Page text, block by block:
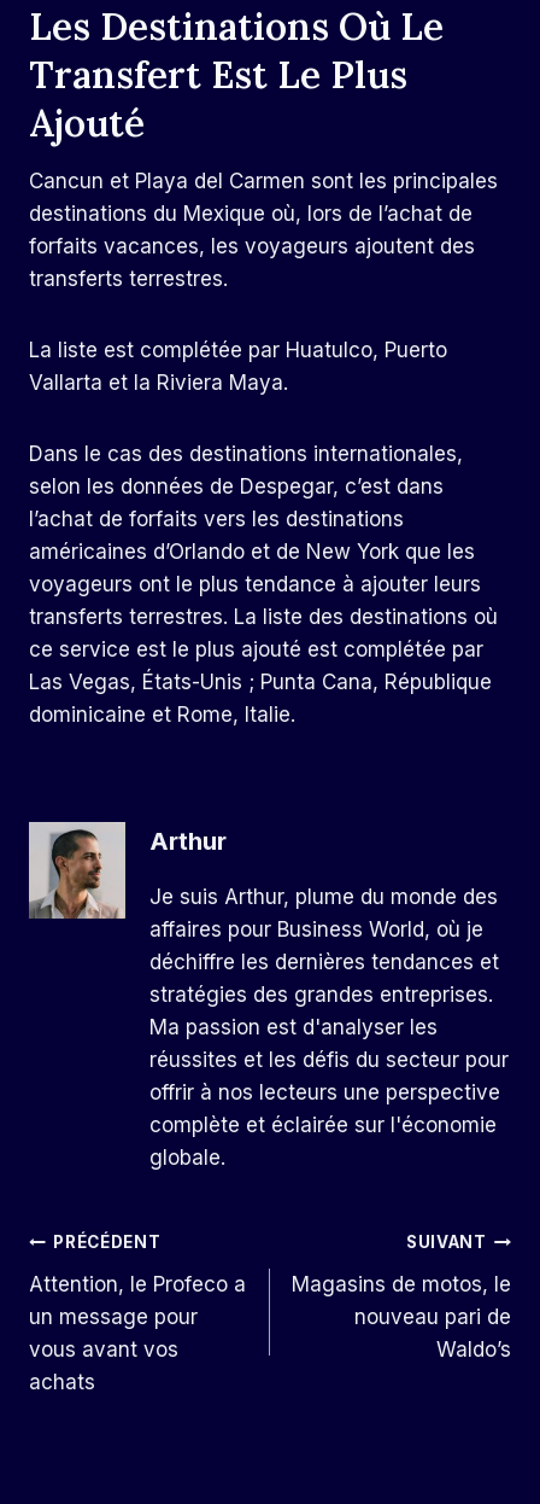
Les Destinations Où Le
Transfert Est Le Plus
Ajouté
Cancun et Playa del Carmen sont les principales
destinations du Mexique où, lors de l’achat de
forfaits vacances, les voyageurs ajoutent des
transferts terrestres.
La liste est complétée par Huatulco, Puerto
Vallarta et la Riviera Maya.
Dans le cas des destinations internationales,
selon les données de Despegar, c’est dans
l’achat de forfaits vers les destinations
américaines d’Orlando et de New York que les
voyageurs ont le plus tendance à ajouter leurs
transferts terrestres. La liste des destinations où
ce service est le plus ajouté est complétée par
Las Vegas, États-Unis ; Punta Cana, République
dominicaine et Rome, Italie.
Arthur
Je suis Arthur, plume du monde des
affaires pour Business World, où je
déchiffre les dernières tendances et
stratégies des grandes entreprises.
Ma passion est d'analyser les
réussites et les défis du secteur pour
offrir à nos lecteurs une perspective
complète et éclairée sur l'économie
globale.
Navigation
De
L’article
PRÉCÉDENT
Attention, le Profeco a
un message pour
vous avant vos
achats
SUIVANT
Magasins de motos, le
nouveau pari de
Waldo’s